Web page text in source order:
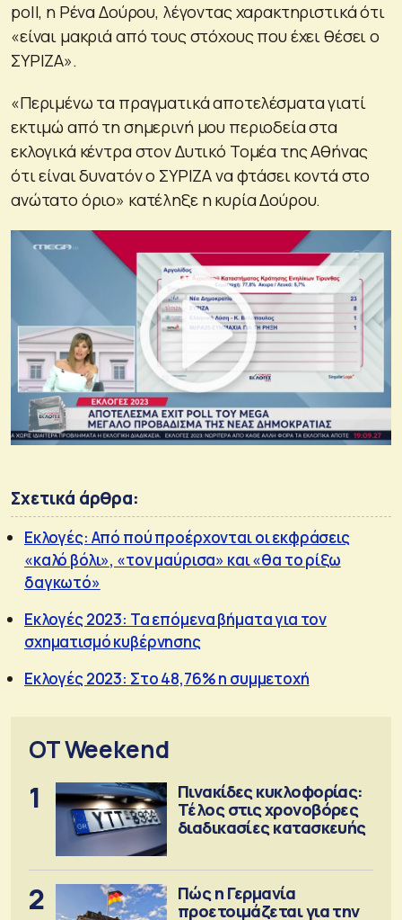
poll, η Ρένα Δούρου, λέγοντας χαρακτηριστικά ότι
«είναι μακριά από τους στόχους που έχει θέσει ο
ΣΥΡΙΖΑ».
«Περιμένω τα πραγματικά αποτελέσματα γιατί
εκτιμώ από τη σημερινή μου περιοδεία στα
εκλογικά κέντρα στον Δυτικό Τομέα της Αθήνας
ότι είναι δυνατόν ο ΣΥΡΙΖΑ να φτάσει κοντά στο
ανώτατο όριο» κατέληξε η κυρία Δούρου.
Σχετικά άρθρα:
Εκλογές: Από πού προέρχονται οι εκφράσεις
«καλό βόλι», «τον μαύρισα» και «θα το ρίξω
δαγκωτό»
Εκλογές 2023: Τα επόμενα βήματα για τον
σχηματισμό κυβέρνησης
Εκλογές 2023: Στο 48,76% η συμμετοχή
OT Weekend
1
Πινακίδες κυκλοφορίας:
Τέλος στις χρονοβόρες
διαδικασίες κατασκευής
2
Πώς η Γερμανία
προετοιμάζεται για την